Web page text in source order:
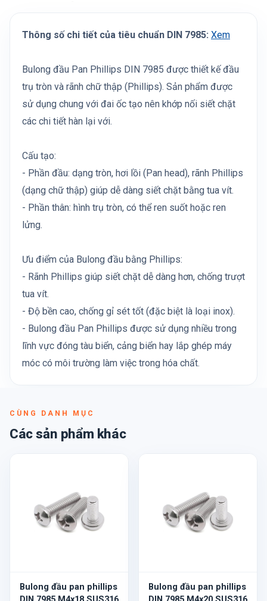
Thông số chi tiết của tiêu chuẩn DIN 7985: Xem
Bulong đầu Pan Phillips DIN 7985 được thiết kế đầu
trụ tròn và rãnh chữ thập (Phillips). Sản phẩm được
sử dụng chung với đai ốc tạo nên khớp nối siết chặt
các chi tiết hàn lại với.
Cấu tạo:
- Phần đầu: dạng tròn, hơi lồi (Pan head), rãnh Phillips
(dạng chữ thập) giúp dễ dàng siết chặt bằng tua vít.
- Phần thân: hình trụ tròn, có thể ren suốt hoặc ren
lửng.
Ưu điểm của Bulong đầu bằng Phillips:
- Rãnh Phillips giúp siết chặt dễ dàng hơn, chống trượt
tua vít.
- Độ bền cao, chống gỉ sét tốt (đặc biệt là loại inox).
- Bulong đầu Pan Phillips được sử dụng nhiều trong
lĩnh vực đóng tàu biển, cảng biển hay lắp ghép máy
móc có môi trường làm việc trong hóa chất.
CÙNG DANH MỤC
Các sản phẩm khác
Bulong đầu pan phillips
Bulong đầu pan phillips